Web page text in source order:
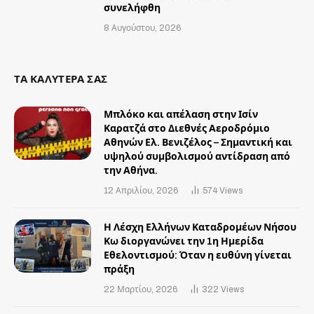
συνελήφθη
8 Αυγούστου, 2026
ΤΑ ΚΑΛΥΤΕΡΑ ΣΑΣ
Μπλόκο και απέλαση στην Ισίν
Καρατζά στο Διεθνές Αεροδρόμιο
Αθηνών Ελ. Βενιζέλος – Σημαντική και
υψηλού συμβολισμού αντίδραση από
την Αθήνα.
12 Απριλίου, 2026 574 Views
Η Λέσχη Ελλήνων Καταδρομέων Νήσου
Κω διοργανώνει την 1η Ημερίδα
Εθελοντισμού: Όταν η ευθύνη γίνεται
πράξη
22 Μαρτίου, 2026 322 Views